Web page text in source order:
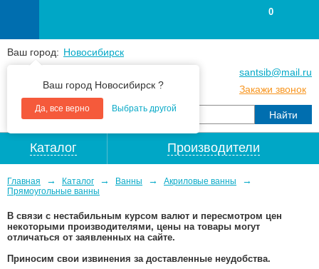
Ваш город: Новосибирск
Ваш город Новосибирск ?
Да, все верно Выбрать другой
+7(383) 213 79 30
santsib@mail.ru
Закажи звонок
0
Каталог Производители
Главная → Каталог → Ванны → Акриловые ванны →
Прямоугольные ванны
В связи с нестабильным курсом валют и пересмотром цен
некоторыми производителями, цены на товары могут
отличаться от заявленных на сайте.
Приносим свои извинения за доставленные неудобства.